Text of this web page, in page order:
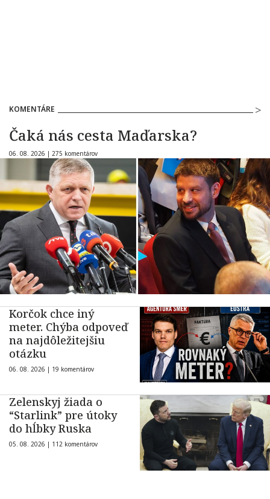
KOMENTÁRE
Čaká nás cesta Maďarska?
06. 08. 2026 | 275 komentárov
Korčok chce iný
meter. Chýba odpoveď
na najdôležitejšiu
otázku
06. 08. 2026 | 19 komentárov
Zelenskyj žiada o
“Starlink” pre útoky
do hĺbky Ruska
05. 08. 2026 | 112 komentárov